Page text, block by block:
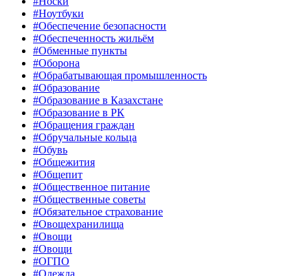
#Ноутбуки
#Обеспечение безопасности
#Обеспеченность жильём
#Обменные пункты
#Оборона
#Обрабатывающая промышленность
#Образование
#Образование в Казахстане
#Образование в РК
#Обращения граждан
#Обручальные кольца
#Обувь
#Общежития
#Общепит
#Общественное питание
#Общественные советы
#Обязательное страхование
#Овощехранилища
#Овощи
#Овощи
#ОГПО